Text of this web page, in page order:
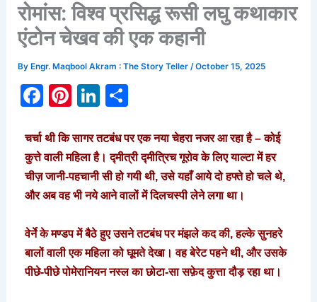
रोमांस: विश्व प्रसिद्ध रूसी लघु कथाकार
एंटोन चेखव की एक कहानी
By Engr. Maqbool Akram : The Story Teller/October 15, 2025
F
c
e
b
o
o
k
Pi
er
e
st
Li
k
e
dI
n
ar
e
चर्चा थी कि सागर तटबंध पर एक नया चेहरा नजर आ रहा है – कोई
कुत्ते वाली महिला है। द्मीत्री द्मीत्रिच गूरोव के लिए याल्टा में हर
चीज़ जानी-पहचानी सी हो गयी थी, उसे यहाँ आये दो हफ्ते हो चले थे,
और अब वह भी नये आने वालों में दिलचस्पी लेने लगा था।
वेर्ने के मण्डप में बैठे हुए उसने तटबंध पर मंझले कद की, हल्के सुनहरे
बालों वाली एक महिला को घूमते देखा। वह बेरेट पहने थी, और उसके
पीछे-पीछे पोमेरानियन नस्ल का छोटा-सा सफ़ेद कुत्ता दौड़ रहा था।